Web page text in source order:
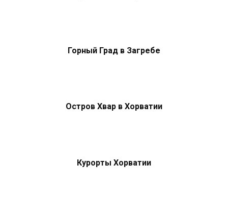
Горный Град в Загребе
Остров Хвар в Хорватии
Курорты Хорватии